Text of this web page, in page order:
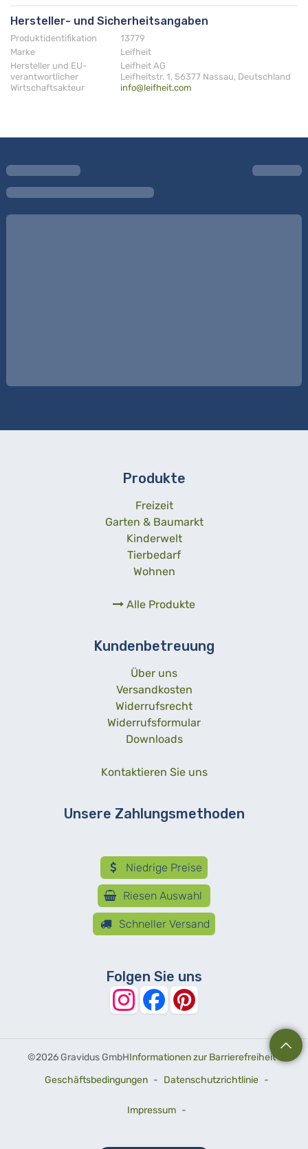
Hersteller- und Sicherheitsangaben
Produktidentifikation
13779
Marke
Leifheit
Hersteller und EU-
verantwortlicher
Wirtschaftsakteur
Leifheit AG
Leifheitstr. 1, 56377 Nassau, Deutschland
info@leifheit.com
Produkte
Freizeit
Garten & Baumarkt
Kinderwelt
Tierbedarf
Wohnen
Alle Produkte
Kundenbetreuung
Über uns
Versandkosten
Widerrufsrecht
Widerrufsformular
Downloads
Kontaktieren Sie uns
Unsere Zahlungsmethoden
Niedrige Preise
Riesen Auswahl
Schneller Versand
Folgen Sie uns
©2026 Gravidus GmbHInformationen zur Barrierefreiheit-
Geschäftsbedingungen - Datenschutzrichtlinie -
Impressum -